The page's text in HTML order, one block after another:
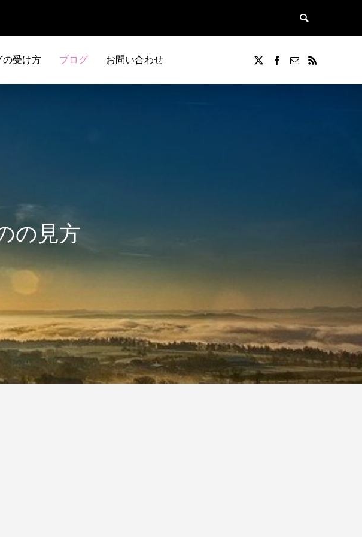
の受け方 ブログ お問い合わせ
の見方